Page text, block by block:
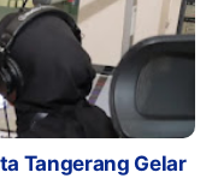
Tangerang Gelar